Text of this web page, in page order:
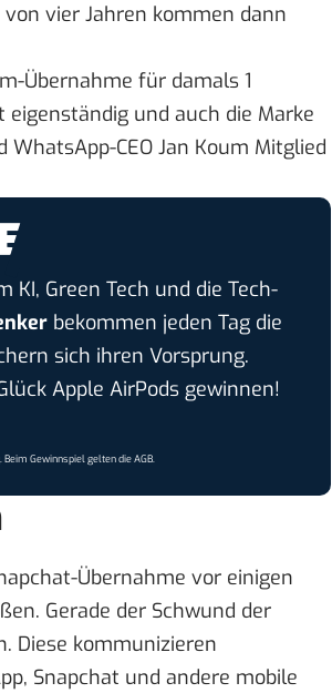
vier Jahren kommen dann
Übernahme für damals 1
eigenständig und auch die Marke
CEO Jan Koum Mitglied
Green Tech und die Tech-
bekommen jeden Tag die
sich ihren Vorsprung.
Apple AirPods gewinnen!
. Beim Gewinnspiel gelten dieAGB.
Übernahme vor einigen
Gerade der Schwund der
Diese kommunizieren
Snapchat und andere mobile